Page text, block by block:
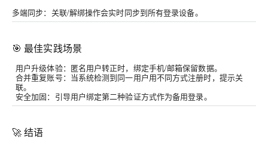
多端同步：关联/解绑操作会实时同步到所有登录设备。
🎯 最佳实践场景
用户升级体验：匿名用户转正时，绑定手机/邮箱保留数据。
合并重复账号：当系统检测到同一用户用不同方式注册时，提示关
联。
安全加固：引导用户绑定第二种验证方式作为备用登录。
🚀 结语